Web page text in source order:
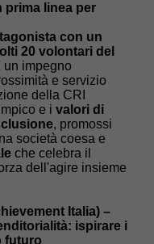
prima linea per
con un
20 volontari del
un impegno
e servizio
della CRI
e i valori di
, promossi
società coesa e
che celebra il
dell'agire insieme
Italia) –
ispirare i
futuro